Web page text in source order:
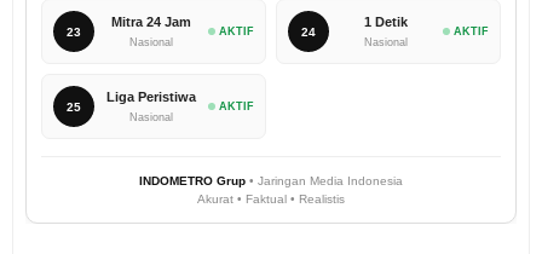
23
Mitra 24 Jam
Nasional
AKTIF 24
1 Detik
Nasional
AKTIF
25
Liga Peristiwa
Nasional
AKTIF
INDOMETRO Grup • Jaringan Media Indonesia
Akurat • Faktual • Realistis